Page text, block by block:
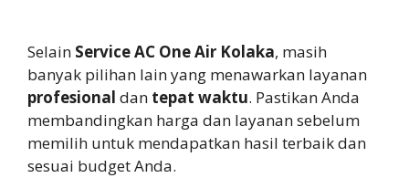
Selain Service AC One Air Kolaka, masih
banyak pilihan lain yang menawarkan layanan
profesional dan tepat waktu. Pastikan Anda
membandingkan harga dan layanan sebelum
memilih untuk mendapatkan hasil terbaik dan
sesuai budget Anda.